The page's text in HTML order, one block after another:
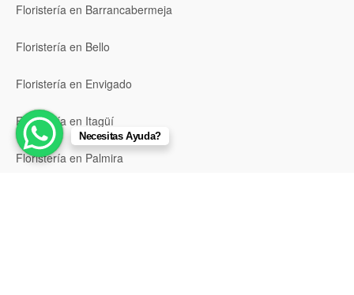
Floristería en Barrancabermeja
Floristería en Bello
Floristería en Envigado
Floristería en Itagüí
Floristería en Palmira
Necesitas Ayuda?